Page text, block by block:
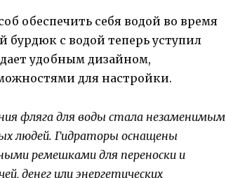
обеспечить себя водой во время
с водой теперь уступил
удобным дизайном,
для настройки.
фляга для воды стала незаменимым
людей. Гидраторы оснащены
ремешками для переноски и
денег или энергетических